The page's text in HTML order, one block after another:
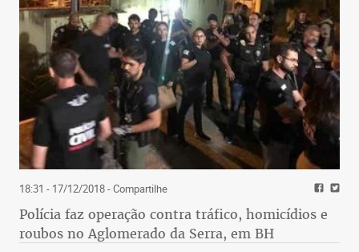
18:31 - 17/12/2018- Compartilhe
Polícia faz operação contra tráfico, homicídios e
roubos no Aglomerado da Serra, em BH